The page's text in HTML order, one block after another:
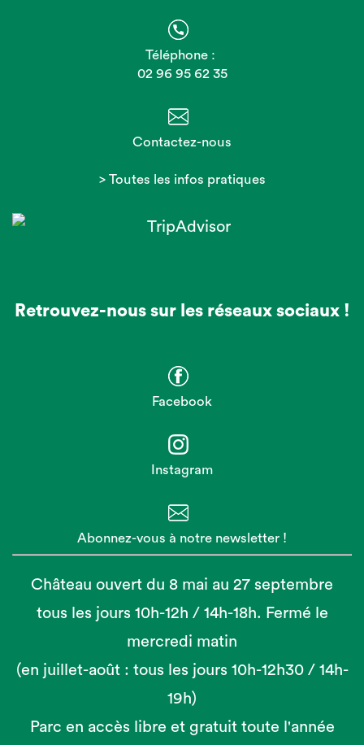
Téléphone :
02 96 95 62 35
Contactez-nous
> Toutes les infos pratiques
Retrouvez-nous sur les réseaux sociaux !
Facebook
Instagram
Abonnez-vous à notre newsletter !
Château ouvert du 8 mai au 27 septembre
tous les jours 10h-12h / 14h-18h. Fermé le
mercredi matin
(en juillet-août : tous les jours 10h-12h30 / 14h-
19h)
Parc en accès libre et gratuit toute l'année